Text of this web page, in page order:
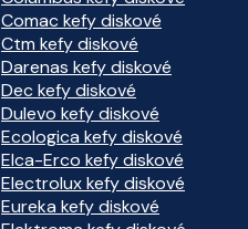
Comac kefy diskové
Ctm kefy diskové
Darenas kefy diskové
Dec kefy diskové
Dulevo kefy diskové
Ecologica kefy diskové
Elca-Erco kefy diskové
Electrolux kefy diskové
Eureka kefy diskové